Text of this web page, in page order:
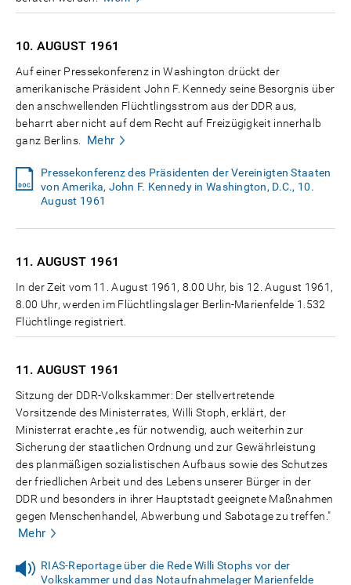
10. AUGUST 1961
Auf einer Pressekonferenz in Washington drückt der
amerikanische Präsident John F. Kennedy seine Besorgnis über
den anschwellenden Flüchtlingsstrom aus der DDR aus,
beharrt aber nicht auf dem Recht auf Freizügigkeit innerhalb
ganz Berlins.
Mehr
Pressekonferenz des Präsidenten der Vereinigten Staaten
von Amerika, John F. Kennedy in Washington, D.C., 10.
August 1961
11. AUGUST 1961
In der Zeit vom 11. August 1961, 8.00 Uhr, bis 12. August 1961,
8.00 Uhr, werden im Flüchtlingslager Berlin-Marienfelde 1.532
Flüchtlinge registriert.
11. AUGUST 1961
Sitzung der DDR-Volkskammer: Der stellvertretende
Vorsitzende des Ministerrates, Willi Stoph, erklärt, der
Ministerrat erachte „es für notwendig, auch weiterhin zur
Sicherung der staatlichen Ordnung und zur Gewährleistung
des planmäßigen sozialistischen Aufbaus sowie des Schutzes
der friedlichen Arbeit und des Lebens unserer Bürger in der
DDR und besonders in ihrer Hauptstadt geeignete Maßnahmen
gegen Menschenhandel, Abwerbung und Sabotage zu treffen."
Mehr
RIAS-Reportage über die Rede Willi Stophs vor der
Volkskammer und das Notaufnahmelager Marienfelde